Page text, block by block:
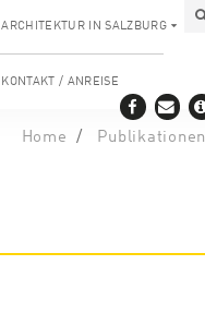
ARCHITEKTUR IN SALZBURG
KONTAKT / ANREISE
Home Publikationen